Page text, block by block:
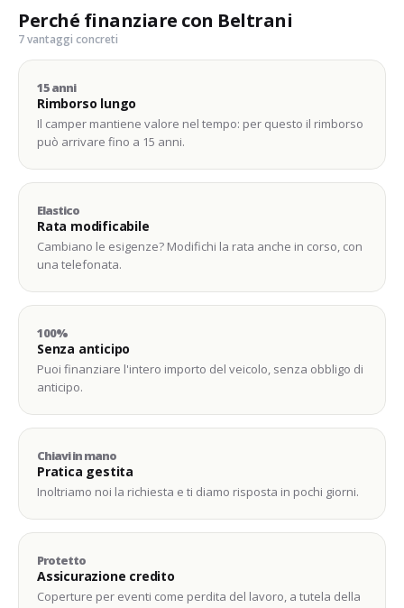
Perché finanziare con Beltrani
7 vantaggi concreti
15 anni
Rimborso lungo
Il camper mantiene valore nel tempo: per questo il rimborso
può arrivare fino a 15 anni.
Elastico
Rata modificabile
Cambiano le esigenze? Modifichi la rata anche in corso, con
una telefonata.
100%
Senza anticipo
Puoi finanziare l'intero importo del veicolo, senza obbligo di
anticipo.
Chiavi in mano
Pratica gestita
Inoltriamo noi la richiesta e ti diamo risposta in pochi giorni.
Protetto
Assicurazione credito
Coperture per eventi come perdita del lavoro, a tutela della